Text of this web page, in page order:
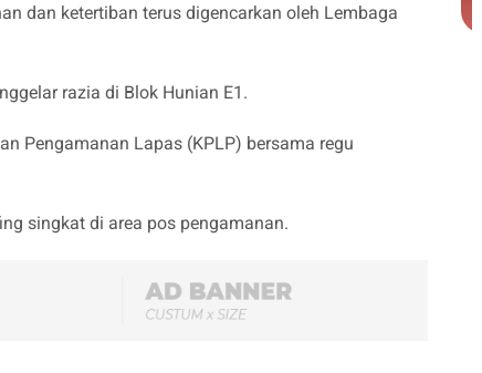
dan ketertiban terus digencarkan oleh Lembaga
razia di Blok Hunian E1.
Pengamanan Lapas (KPLP) bersama regu
singkat di area pos pengamanan.